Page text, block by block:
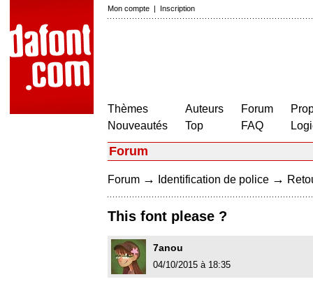
Mon compte | Inscription
Thèmes
Nouveautés
Auteurs
Top
Forum
FAQ
Forum
Forum → Identification de police →
This font please ?
7anou
04/10/2015 à 18:35